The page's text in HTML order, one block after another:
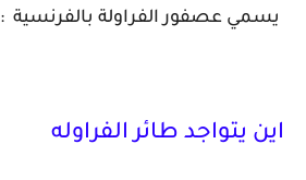
يسمي عصفور الفراولة بالفرنسية :
اين يتواجد طائر الفراوله